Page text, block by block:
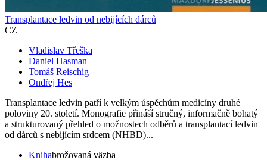
Transplantace ledvin od nebijících dárců
CZ
Vladislav Třeška
Daniel Hasman
Tomáš Reischig
Ondřej Hes
Transplantace ledvin patří k velkým úspěchům medicíny druhé
poloviny 20. století. Monografie přináší stručný, informačně bohatý
a strukturovaný přehled o možnostech odběrů a transplantací ledvin
od dárců s nebijícím srdcem (NHBD)...
Knihabrožovaná väzba